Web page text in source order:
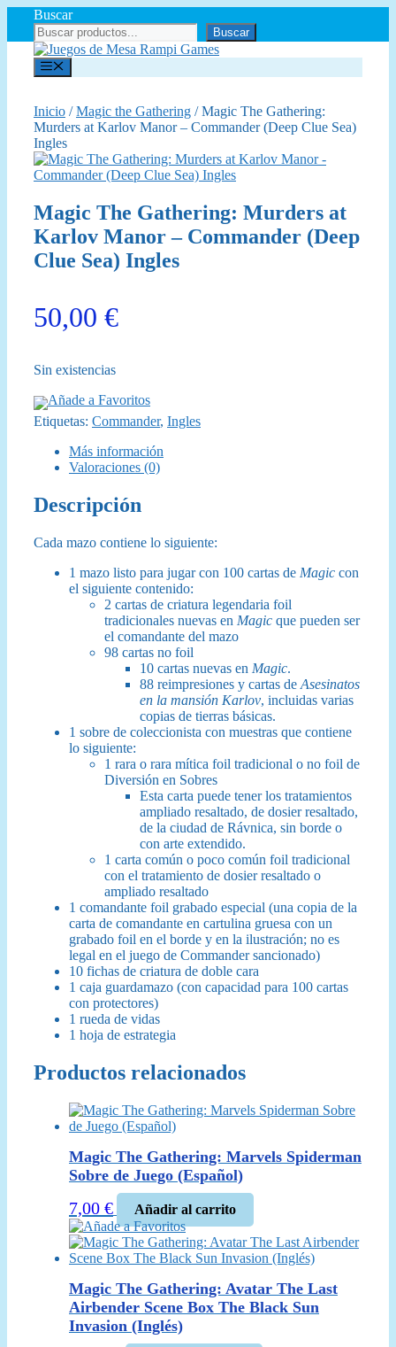
Saltar
contenido
Buscar
Buscar
Menú
Inicio /Magic the Gathering / Magic The Gathering:
Murders at Karlov Manor – Commander (Deep Clue Sea)
Ingles
Magic The Gathering: Murders at
Karlov Manor – Commander (Deep
Clue Sea) Ingles
50,00 €
Sin existencias
Añade a Favoritos
Etiquetas: Commander, Ingles
Más información
Valoraciones (0)
Descripción
Cada mazo contiene lo siguiente:
1 mazo listo para jugar con 100 cartas de Magic con
el siguiente contenido:
2 cartas de criatura legendaria foil
tradicionales nuevas en Magic que pueden ser
el comandante del mazo
98 cartas no foil
10 cartas nuevas en Magic.
88 reimpresiones y cartas de Asesinatos
en la mansión Karlov, incluidas varias
copias de tierras básicas.
1 sobre de coleccionista con muestras que contiene
lo siguiente:
1 rara o rara mítica foil tradicional o no foil de
Diversión en Sobres
Esta carta puede tener los tratamientos
ampliado resaltado, de dosier resaltado,
de la ciudad de Rávnica, sin borde o
con arte extendido.
1 carta común o poco común foil tradicional
con el tratamiento de dosier resaltado o
ampliado resaltado
1 comandante foil grabado especial (una copia de la
carta de comandante en cartulina gruesa con un
grabado foil en el borde y en la ilustración; no es
legal en el juego de Commander sancionado)
10 fichas de criatura de doble cara
1 caja guardamazo (con capacidad para 100 cartas
con protectores)
1 rueda de vidas
1 hoja de estrategia
Productos relacionados
Magic The Gathering: Marvels Spiderman
Sobre de Juego (Español)
7,00 €
Añadir al carrito
Añade a Favoritos
Magic The Gathering: Avatar The Last
Airbender Scene Box The Black Sun
Invasion (Inglés)